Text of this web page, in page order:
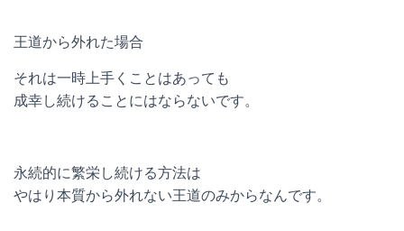
王道から外れた場合
それは一時上手くことはあっても
成幸し続けることにはならないです。
永続的に繁栄し続ける方法は
やはり本質から外れない王道のみからなんです。